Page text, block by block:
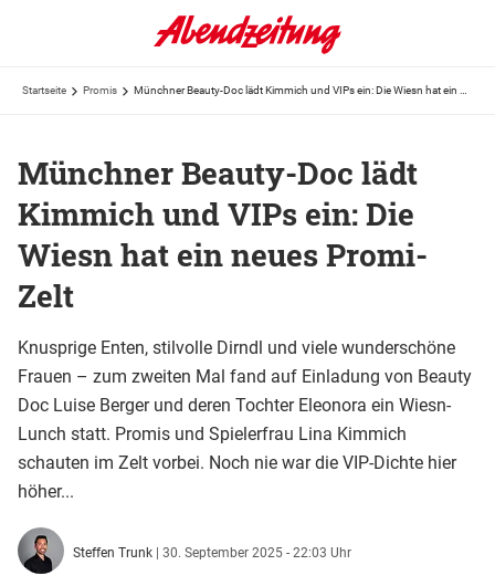
Startseite Promis
Münchner Beauty-Doc lädt
Kimmich und VIPs ein: Die
Wiesn hat ein neues Promi-
Zelt
Knusprige Enten, stilvolle Dirndl und viele wunderschöne
Frauen – zum zweiten Mal fand auf Einladung von Beauty
Doc Luise Berger und deren Tochter Eleonora ein Wiesn-
Lunch statt. Promis und Spielerfrau Lina Kimmich
schauten im Zelt vorbei. Noch nie war die VIP-Dichte hier
höher...
Steffen Trunk | 30. September 2025 - 22:03 Uhr